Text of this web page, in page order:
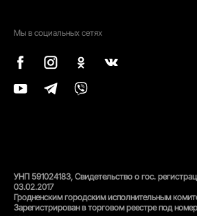
Мы в социальных сетях
УНП 591024183, Свидетельство о гос.
03.02.2017
Гродненским городским исполнительным
Зарегистрирован в торговом реестре под